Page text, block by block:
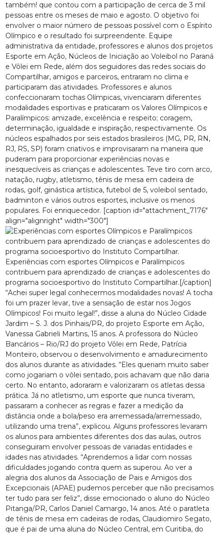
também! que contou com a participação de cerca de 3 mil
pessoas entre os meses de maio e agosto. O objetivo foi
envolver o maior número de pessoas possível com o Espírito
Olímpico e o resultado foi surpreendente. Equipe
administrativa da entidade, professores e alunos dos projetos
Esporte em Ação, Núcleos de Iniciação ao Voleibol no Paraná
e Vôlei em Rede, além dos seguidores das redes sociais do
Compartilhar, amigos e parceiros, entraram no clima e
participaram das atividades. Professores e alunos
confeccionaram tochas Olímpicas, vivenciaram diferentes
modalidades esportivas e praticaram os Valores Olímpicos e
Paralímpicos: amizade, excelência e respeito; coragem,
determinação, igualdade e inspiração, respectivamente. Os
núcleos espalhados por seis estados brasileiros (MG, PR, RN,
RJ, RS, SP) foram criativos e improvisaram na maneira que
puderam para proporcionar experiências novas e
inesquecíveis as crianças e adolescentes. Teve tiro com arco,
natação, rugby, atletismo, tênis de mesa em cadeira de
rodas, golf, ginástica artística, futebol de 5, voleibol sentado,
badminton e vários outros esportes, inclusive os menos
populares. Foi enriquecedor. [caption id="attachment_7176"
align="alignright" width="300"]
Experiências com esportes Olímpicos e Paralímpicos
contribuem para aprendizado de crianças e adolescentes do
programa socioesportivo do Instituto Compartilhar.[/caption]
“Achei super legal conhecermos modalidades novas! A tocha
foi um prazer levar, tive a sensação de estar nos Jogos
Olímpicos! Foi muito legal!”, disse a aluna do Núcleo Cidade
Jardim – S. J. dos Pinhais/PR, do projeto Esporte em Ação,
Vanessa Gabrieli Martins, 15 anos. A professora do Núcleo
Bancários – Rio/RJ do projeto Vôlei em Rede, Patrícia
Monteiro, observou o desenvolvimento e amadurecimento
dos alunos durante as atividades. “Eles queriam muito saber
como jogariam o vôlei sentado, pois achavam que não daria
certo. No entanto, adoraram e valorizaram os atletas dessa
prática. Já no atletismo, um esporte que nunca tiveram,
passaram a conhecer as regras e fazer a medição da
distância onde a bola/peso era arremessada/arremessado,
utilizando uma trena”, explicou. Alguns professores levaram
os alunos para ambientes diferentes dos das aulas, outros
conseguiram envolver pessoas de variadas entidades e
idades nas atividades. “Aprendemos a lidar com nossas
dificuldades jogando contra quem as superou. Ao ver a
alegria dos alunos da Associação de Pais e Amigos dos
Excepcionais (APAE) pudemos perceber que não precisamos
ter tudo para ser feliz”, disse emocionado o aluno do Núcleo
Pitanga/PR, Carlos Daniel Camargo, 14 anos. Até o paratleta
de tênis de mesa em cadeiras de rodas, Claudiomiro Segato,
que é pai de uma aluna do Núcleo Central, em Curitiba, do